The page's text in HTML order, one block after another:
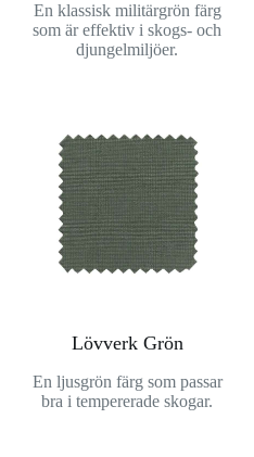
En klassisk militärgrön färg
som är effektiv i skogs- och
djungelmiljöer.
Lövverk Grön
En ljusgrön färg som passar
bra i tempererade skogar.